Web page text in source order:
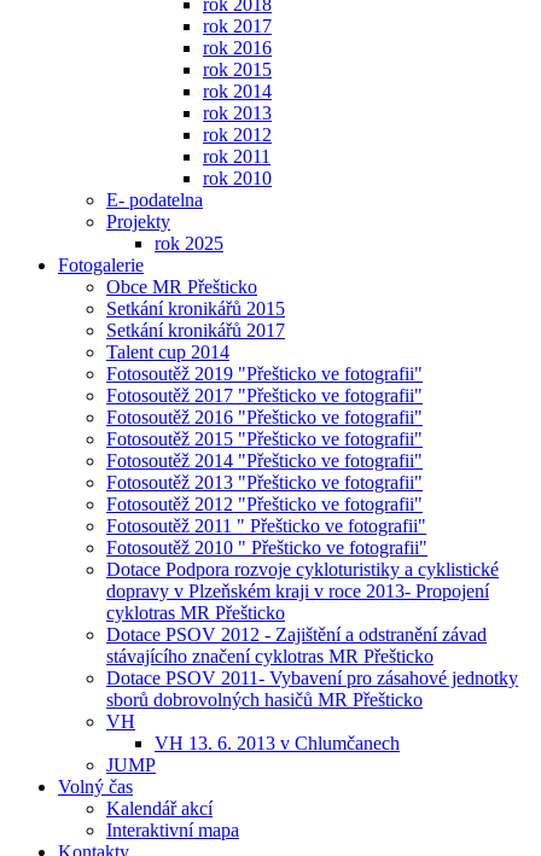
rok 2018
rok 2017
rok 2016
rok 2015
rok 2014
rok 2013
rok 2012
rok 2011
rok 2010
E- podatelna
Projekty
rok 2025
Fotogalerie
Obce MR Přešticko
Setkání kronikářů 2015
Setkání kronikářů 2017
Talent cup 2014
Fotosoutěž 2019 "Přešticko ve fotografii"
Fotosoutěž 2017 "Přešticko ve fotografii"
Fotosoutěž 2016 "Přešticko ve fotografii"
Fotosoutěž 2015 "Přešticko ve fotografii"
Fotosoutěž 2014 "Přešticko ve fotografii"
Fotosoutěž 2013 "Přešticko ve fotografii"
Fotosoutěž 2012 "Přešticko ve fotografii"
Fotosoutěž 2011 " Přešticko ve fotografii"
Fotosoutěž 2010 " Přešticko ve fotografii"
Dotace Podpora rozvoje cykloturistiky a cyklistické
dopravy v Plzeňském kraji v roce 2013- Propojení
cyklotras MR Přešticko
Dotace PSOV 2012 - Zajištění a odstranění závad
stávajícího značení cyklotras MR Přešticko
Dotace PSOV 2011- Vybavení pro zásahové jednotky
sborů dobrovolných hasičů MR Přešticko
VH
VH 13. 6. 2013 v Chlumčanech
JUMP
Volný čas
Kalendář akcí
Interaktivní mapa
Kontakty